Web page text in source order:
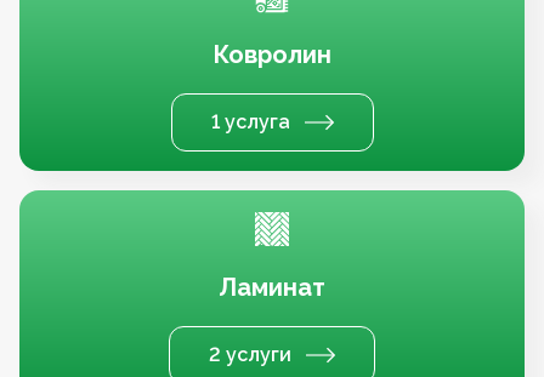
Ковролин
1 услуга
Ламинат
2 услуги